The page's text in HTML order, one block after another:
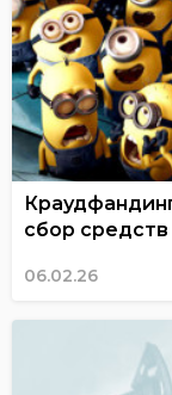
сбор средств
06.02.26